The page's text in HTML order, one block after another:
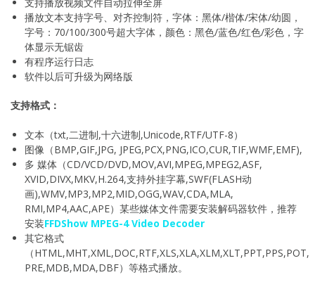
播放文本支持字号、对齐控制符，字体：黑体/楷体/宋体/幼圆，
字号：70/100/300号超大字体，颜色：黑色/蓝色/红色/彩色，字
体显示无锯齿
有程序运行日志
软件以后可升级为网络版
支持格式：
文本（txt,二进制,十六进制,Unicode,RTF/UTF-8）
图像（BMP,GIF,JPG, JPEG,PCX,PNG,ICO,CUR,TIF,WMF,EMF),
多 媒体（CD/VCD/DVD,MOV,AVI,MPEG,MPEG2,ASF,
XVID,DIVX,MKV,H.264,支持外挂字幕,SWF(FLASH动
画),WMV,MP3,MP2,MID,OGG,WAV,CDA,MLA,
RMI,MP4,AAC,APE）某些媒体文件需要安装解码器软件，推荐
安装FFDShow MPEG-4 Video Decoder
其它格式
（HTML,MHT,XML,DOC,RTF,XLS,XLA,XLM,XLT,PPT,PPS,POT,
PRE,MDB,MDA,DBF）等格式播放。